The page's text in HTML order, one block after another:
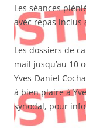
Les séances
avec repas inclus
Les dossiers de
mail jusqu’au 10
Yves-Daniel
à bien plaire à
synodal, pour